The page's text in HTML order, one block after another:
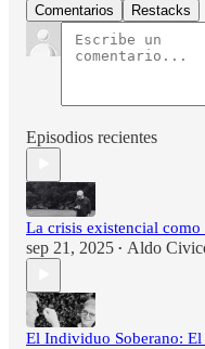
Comentarios Restacks
Episodios recientes
La crisis existencial
sep 21, 2025 • Aldo
El Individuo Soberano: El